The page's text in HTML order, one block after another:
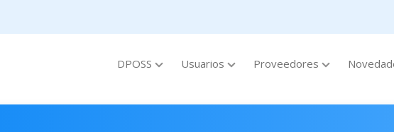
DPOSS Usuarios Proveedores